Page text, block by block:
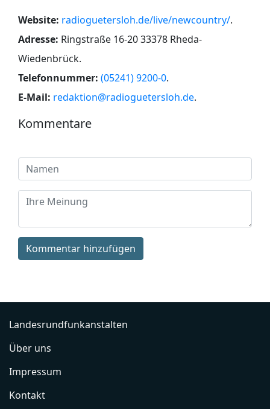
Website: radioguetersloh.de/live/newcountry/.
Adresse: Ringstraße 16-20 33378 Rheda-
Wiedenbrück.
Telefonnummer: (05241) 9200-0.
E-Mail: redaktion@radioguetersloh.de.
Kommentare
Kommentar hinzufügen
Landesrundfunkanstalten
Über uns
Impressum
Kontakt